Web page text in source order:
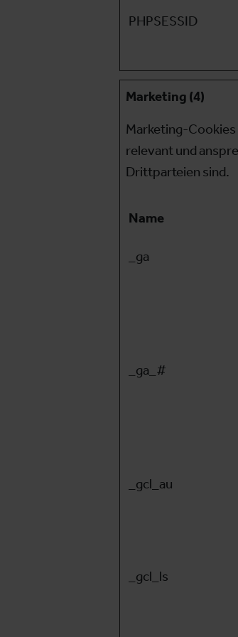
PHPSESSID
Marketing (4)
Marketing-Cookies
relevant und
Drittparteien sind.
Name
_ga
_ga_#
_gcl_au
_gcl_ls